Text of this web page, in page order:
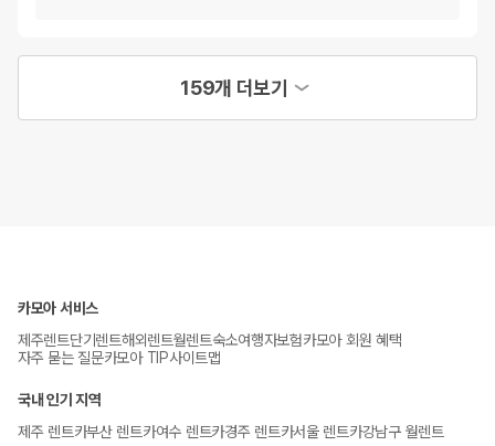
159개 더보기
카모아 서비스
제주렌트단기렌트해외렌트월렌트숙소여행자보험카모아 회원 혜택
자주 묻는 질문카모아 TIP사이트맵
국내 인기 지역
제주 렌트카부산 렌트카여수 렌트카경주 렌트카서울 렌트카강남구 월렌트